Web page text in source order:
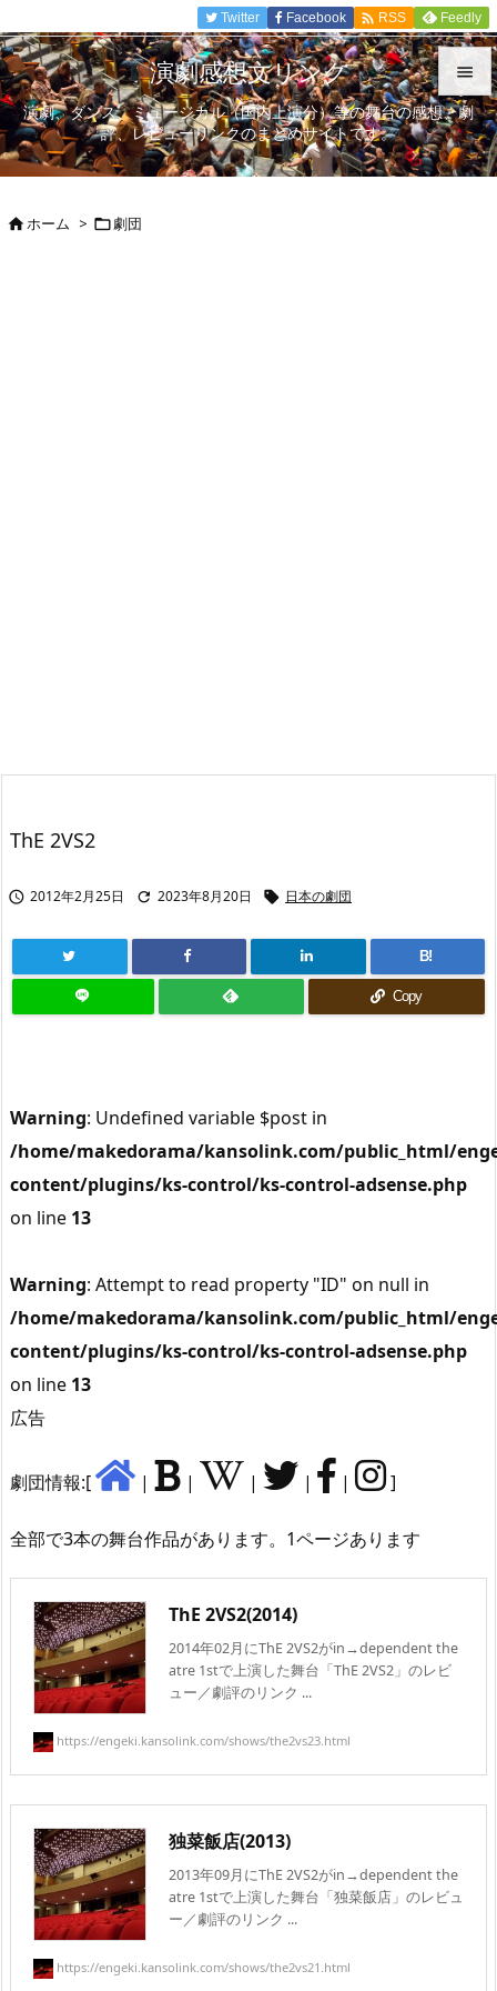


メニュ

Twitter Facebook  RSS Feedly
演劇感想文リンク
演劇、ダンス、ミュージカル（国内上演分）等の舞台の感想、劇
評、レビューリンクのまとめサイトです。
ホーム > 劇団
ThE 2VS2
 2012年2月25日  2023年8月20日  日本の劇団
B!
Copy
Warning: Undefined variable $post in
/home/makedorama/kansolink.com/public_html/
content/plugins/ks-control/ks-control-adsense.php
on line 13
Warning: Attempt to read property "ID" on null in
/home/makedorama/kansolink.com/public_html/
content/plugins/ks-control/ks-control-adsense.php
on line 13
広告
劇団情報:[ | | | | | ]
全部で3本の舞台作品があります。1ページあります
ThE 2VS2(2014)
2014年02月にThE 2VS2がin→dependent the
atre 1stで上演した舞台「ThE 2VS2」のレビ
ュー／劇評のリンク ...
https://engeki.kansolink.com/shows/the2vs23.html
独菜飯店(2013)
2013年09月にThE 2VS2がin→dependent the
atre 1stで上演した舞台「独菜飯店」のレビュ
ー／劇評のリンク ...
https://engeki.kansolink.com/shows/the2vs21.html